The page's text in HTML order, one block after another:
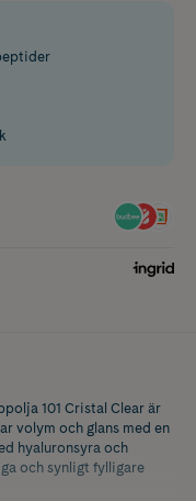
101 Cristal Clear är
volym och glans med en
hyaluronsyra och
och synligt fylligare